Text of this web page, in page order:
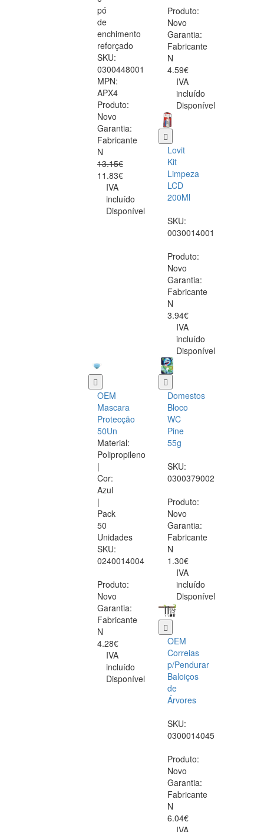
pó
de
enchimento
reforçado
SKU:
0300448001
MPN:
APX4
Produto:
Novo
Garantia:
Fabricante
N
13.15€
11.83€
IVA
incluído
Disponível
Produto:
Novo
Garantia:
Fabricante
N
4.59€
IVA
incluído
Disponível
Lovit
Kit
Limpeza
LCD
200Ml
SKU:
0030014001
Produto:
Novo
Garantia:
Fabricante
N
3.94€
IVA
incluído
Disponível
OEM
Mascara
Protecção
50Un
Material:
Polipropileno
|
Cor:
Azul
|
Pack
50
Unidades
SKU:
0240014004
Produto:
Novo
Garantia:
Fabricante
N
4.28€
IVA
incluído
Disponível
Domestos
Bloco
WC
Pine
55g
SKU:
0300379002
Produto:
Novo
Garantia:
Fabricante
N
1.30€
IVA
incluído
Disponível
OEM
Correias
p/Pendurar
Baloiços
de
Árvores
SKU:
0300014045
Produto:
Novo
Garantia:
Fabricante
N
6.04€